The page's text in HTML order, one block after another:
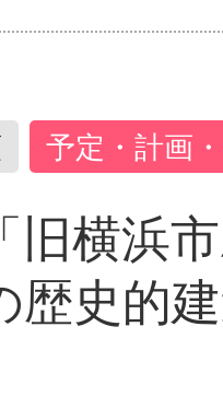
予定・計画
横浜
史的